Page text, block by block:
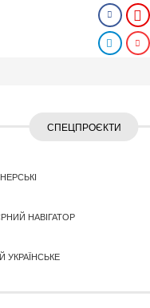
СПЕЦПРОЄКТИ
НАВІГАТОР
УКРАЇНСЬКЕ